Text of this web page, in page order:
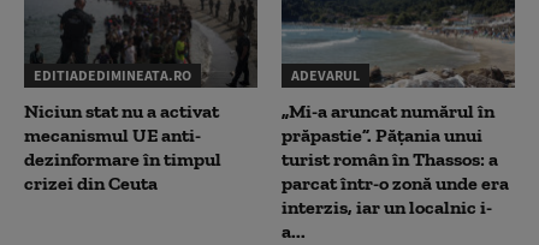
EDITIADEDIMINEATA.RO
Niciun stat nu a activat
mecanismul UE anti-
dezinformare în timpul
crizei din Ceuta
ADEVARUL
„Mi-a aruncat numărul în
prăpastie”. Pățania unui
turist român în Thassos: a
parcat într-o zonă unde era
interzis, iar un localnic i-
a...